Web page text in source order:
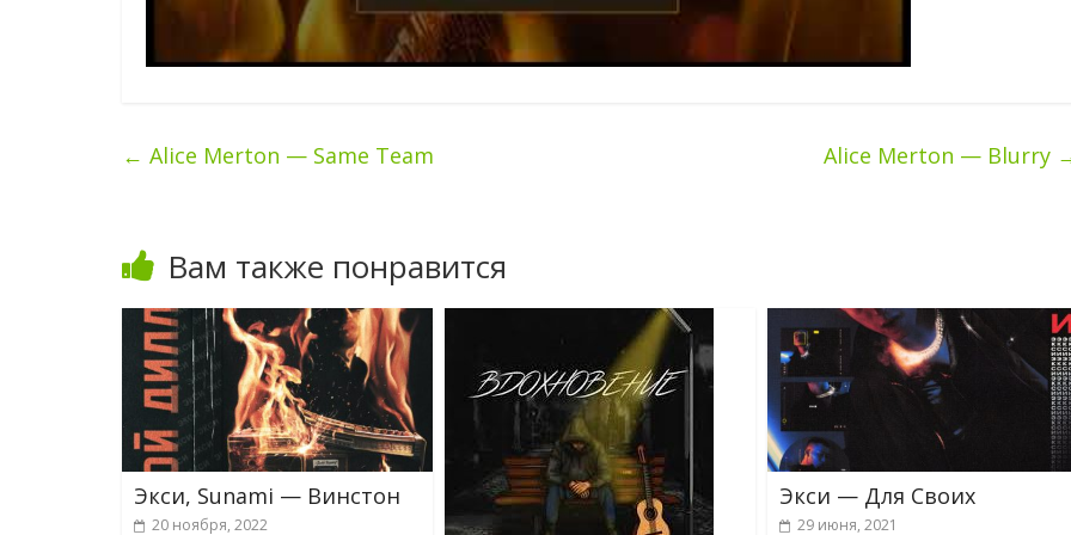
← Alice Merton — Same Team Alice Merton — Blurry
Вам также понравится
Экси, Sunami — Винстон
20 ноября, 2022
Экси — Для Своих
29 июня, 2021